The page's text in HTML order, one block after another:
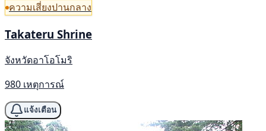
ความเสี่ยงปานกลาง
Takateru Shrine
จังหวัดอาโอโมริ
980 เหตุการณ์
แจ้งเตือน